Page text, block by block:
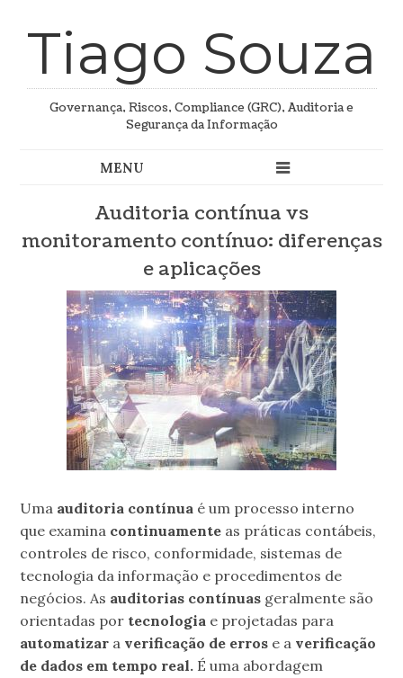
Tiago Souza
Governança, Riscos, Compliance (GRC), Auditoria e
Segurança da Informação
Auditoria contínua vs
monitoramento contínuo: diferenças
e aplicações
Uma auditoria contínua é um processo interno
que examina continuamente as práticas contábeis,
controles de risco, conformidade, sistemas de
tecnologia da informação e procedimentos de
negócios. As auditorias contínuas geralmente são
orientadas por tecnologia e projetadas para
automatizar a verificação de erros e a verificação
de dados em tempo real. É uma abordagem